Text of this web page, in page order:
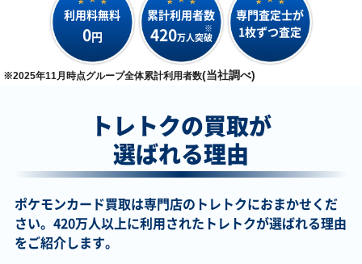
利用料無料
0円
累計利用者数
420万人突破
※
専門査定士が
1枚ずつ査定
※2025年11月時点グループ全体累計利用者数(当社調べ)
トレトクの買取が
選ばれる理由
ポケモンカード買取は専門店のトレトクにおまかせくだ
さい。420万人以上に利用されたトレトクが選ばれる理由
をご紹介します。